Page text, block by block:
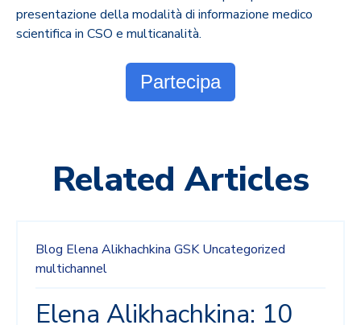
presentazione della modalità di informazione medico
scientifica in CSO e multicanalità.
Partecipa
Related Articles
Blog Elena Alikhachkina GSK Uncategorized
multichannel
Elena Alikhachkina: 10